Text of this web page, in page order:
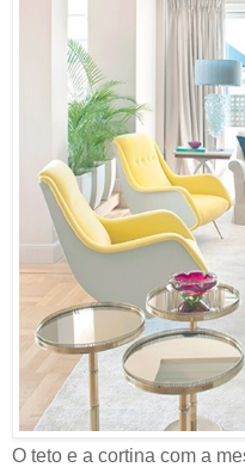
O teto e a cortina com a